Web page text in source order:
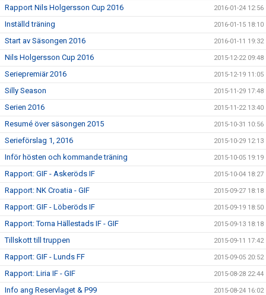
Rapport Nils Holgersson Cup 2016 2016-01-24 12:56
Inställd träning 2016-01-15 18:10
Start av Säsongen 2016 2016-01-11 19:32
Nils Holgersson Cup 2016 2015-12-22 09:48
Seriepremiär 2016 2015-12-19 11:05
Silly Season 2015-11-29 17:48
Serien 2016 2015-11-22 13:40
Resumé över säsongen 2015 2015-10-31 10:56
Serieförslag 1, 2016 2015-10-29 12:13
Inför hösten och kommande träning 2015-10-05 19:19
Rapport: GIF - Askeröds IF 2015-10-04 18:27
Rapport: NK Croatia - GIF 2015-09-27 18:18
Rapport: GIF - Löberöds IF 2015-09-19 18:50
Rapport: Torna Hällestads IF - GIF 2015-09-13 18:18
Tillskott till truppen 2015-09-11 17:42
Rapport: GIF - Lunds FF 2015-09-05 20:52
Rapport: Liria IF - GIF 2015-08-28 22:44
Info ang Reservlaget & P99 2015-08-24 16:02